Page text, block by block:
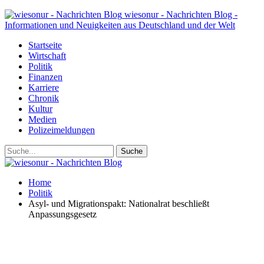
wiesonur - Nachrichten Blog -
Informationen und Neuigkeiten aus Deutschland und der Welt
Startseite
Wirtschaft
Politik
Finanzen
Karriere
Chronik
Kultur
Medien
Polizeimeldungen
Home
Politik
Asyl- und Migrationspakt: Nationalrat beschließt
Anpassungsgesetz